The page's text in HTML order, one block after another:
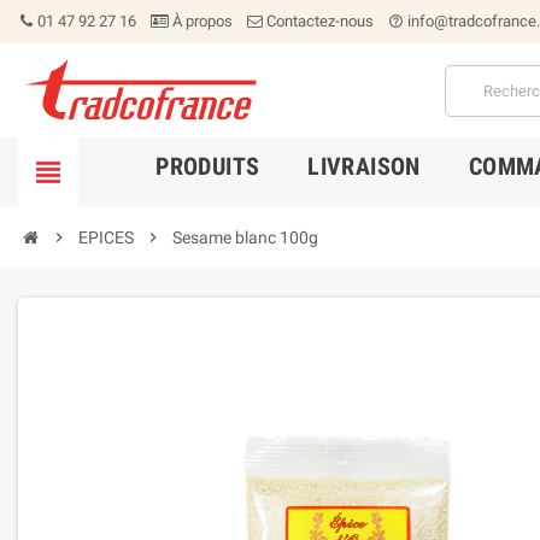
01 47 92 27 16 À propos Contactez-nous help_outline
 PRODUITS LIVRAISON
 EPICES  Sesame blanc 100g